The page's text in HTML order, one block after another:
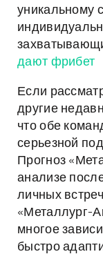
уникальному
дают фрибет
Если
другие
что обе
серьезной
Прогноз
анализе
личных
«Металлург-
многое
быстро